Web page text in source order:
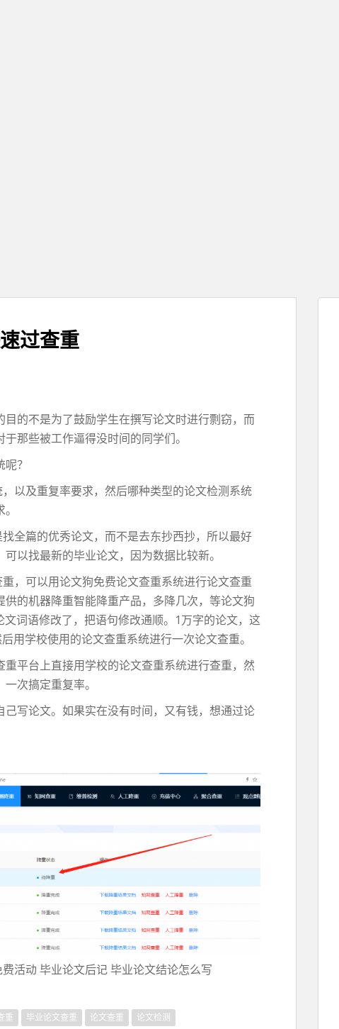
过查重
的不是为了鼓励学生在撰写论文时进行剽窃，而
那些被工作逼得没时间的同学们。
？
以及重复率要求，然后哪种类型的论文检测系统
全篇的优秀论文，而不是去东抄西抄，所以最好
以找最新的毕业论文，因为数据比较新。
，可以用论文狗免费论文查重系统进行论文查重
的机器降重智能降重产品，多降几次，等论文狗
词语修改了，把语句修改通顺。1万字的论文，这
用学校使用的论文查重系统进行一次论文查重。
平台上直接用学校的论文查重系统进行查重，然
一次搞定重复率。
写论文。如果实在没有时间，又有钱，想通过论
活动 毕业论文后记 毕业论文结论怎么写
重 毕业论文查重 论文查重 论文检测